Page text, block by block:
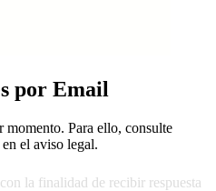
por Email
momento. Para ello, consulte
el aviso legal.
la finalidad de recibir respuesta